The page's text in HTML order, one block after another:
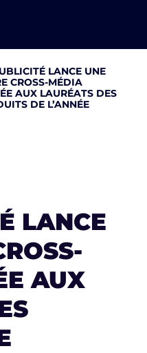
LANCE UNE
CROSS-MÉDIA
AUX LAURÉATS DES
DE L’ANNÉE
LANCE
AUX